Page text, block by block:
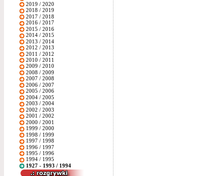
2019 / 2020
2018 / 2019
2017 / 2018
2016 / 2017
2015 / 2016
2014 / 2015
2013 / 2014
2012 / 2013
2011 / 2012
2010 / 2011
2009 / 2010
2008 / 2009
2007 / 2008
2006 / 2007
2005 / 2006
2004 / 2005
2003 / 2004
2002 / 2003
2001 / 2002
2000 / 2001
1999 / 2000
1998 / 1999
1997 / 1998
1996 / 1997
1995 / 1996
1994 / 1995
1927 - 1993 / 1994